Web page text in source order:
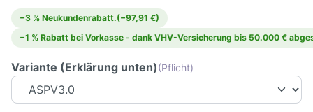
−3 % Neukundenrabatt.(−97,91 €)
−1 % Rabatt bei Vorkasse - dank VHV-Versicherung bis 50.000 €
Variante (Erklärung unten)(Pflicht)